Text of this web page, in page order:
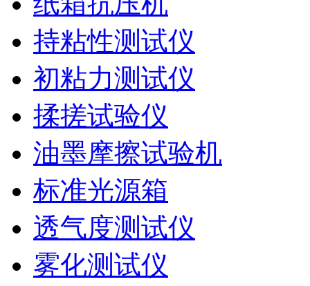
持粘性测试仪
初粘力测试仪
揉搓试验仪
油墨摩擦试验机
标准光源箱
透气度测试仪
雾化测试仪